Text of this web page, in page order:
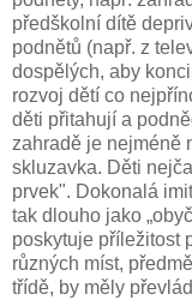
předškolní dítě
podnětů (např. z
dospělých, aby
rozvoj dětí co
děti přitahují a
zahradě je nejméně
skluzavka. Děti
prvek". Dokonalá
tak dlouho jako
poskytuje příležitost
různých míst,
třídě, by měly